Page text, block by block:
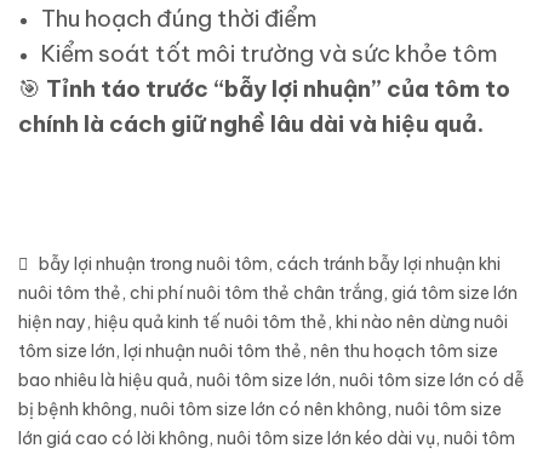
Thu hoạch đúng thời điểm
Kiểm soát tốt môi trường và sức khỏe tôm
🎯 Tỉnh táo trước “bẫy lợi nhuận” của tôm to
chính là cách giữ nghề lâu dài và hiệu quả.
bẫy lợi nhuận trong nuôi tôm, cách tránh bẫy lợi nhuận khi
nuôi tôm thẻ, chi phí nuôi tôm thẻ chân trắng, giá tôm size lớn
hiện nay, hiệu quả kinh tế nuôi tôm thẻ, khi nào nên dừng nuôi
tôm size lớn, lợi nhuận nuôi tôm thẻ, nên thu hoạch tôm size
bao nhiêu là hiệu quả, nuôi tôm size lớn, nuôi tôm size lớn có dễ
bị bệnh không, nuôi tôm size lớn có nên không, nuôi tôm size
lớn giá cao có lời không, nuôi tôm size lớn kéo dài vụ, nuôi tôm